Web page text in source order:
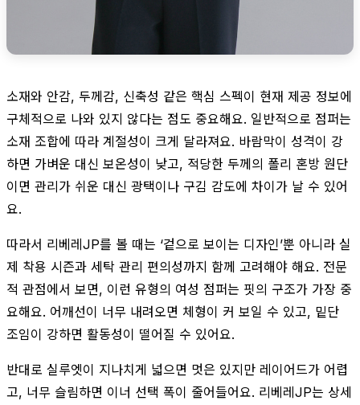
소재와 안감, 두께감, 신축성 같은 핵심 스펙이 현재 제공 정보에
구체적으로 나와 있지 않다는 점도 중요해요. 일반적으로 점퍼는
소재 조합에 따라 계절성이 크게 달라져요. 바람막이 성격이 강
하면 가벼운 대신 보온성이 낮고, 적당한 두께의 폴리 혼방 원단
이면 관리가 쉬운 대신 광택이나 구김 감도에 차이가 날 수 있어
요.
따라서 리베레JP를 볼 때는 ‘겉으로 보이는 디자인’뿐 아니라 실
제 착용 시즌과 세탁 관리 편의성까지 함께 고려해야 해요. 전문
적 관점에서 보면, 이런 유형의 여성 점퍼는 핏의 구조가 가장 중
요해요. 어깨선이 너무 내려오면 체형이 커 보일 수 있고, 밑단
조임이 강하면 활동성이 떨어질 수 있어요.
반대로 실루엣이 지나치게 넓으면 멋은 있지만 레이어드가 어렵
고, 너무 슬림하면 이너 선택 폭이 줄어들어요. 리베레JP는 상세